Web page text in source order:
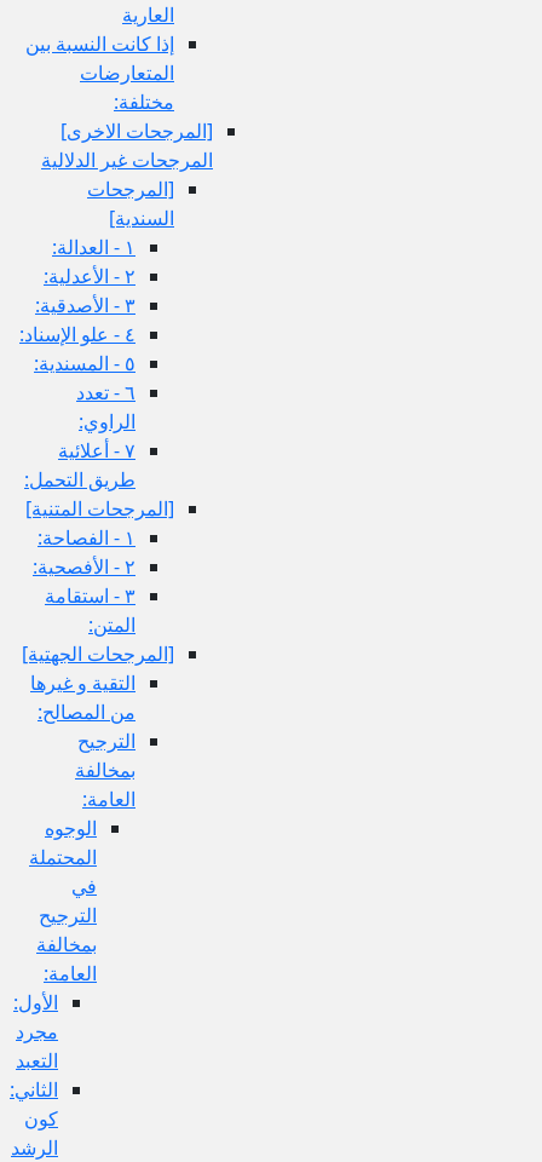
إذا كانت النسبة بين
المتعارضات
مختلفة:
[المرجحات الاخرى‏]
المرجحات غير الدلالية
[المرجحات
السندية]
٦ - تعدد
الراوي:
٧ - أعلائية
طريق التحمل:
[المرجحات المتنية]
٣ - استقامة
[المرجحات الجهتية]
التقية و غيرها
من المصالح:
الترجيح
بمخالفة
العامة:
الوجوه
المحتملة
الترجيح
بمخالفة
العامة:
الأول:
الثاني: